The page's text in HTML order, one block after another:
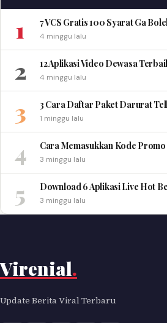
1 7 VCS Gratis 100 Syarat Ga
4 minggu lalu
2 12 Aplikasi Video Dewasa
4 minggu lalu
3 3 Cara Daftar Paket Darurat
1 minggu lalu
4 Cara Memasukkan Kode
3 minggu lalu
5 Download 6 Aplikasi Live Hot
3 minggu lalu
Virenial.
Update Berita Viral Terbaru